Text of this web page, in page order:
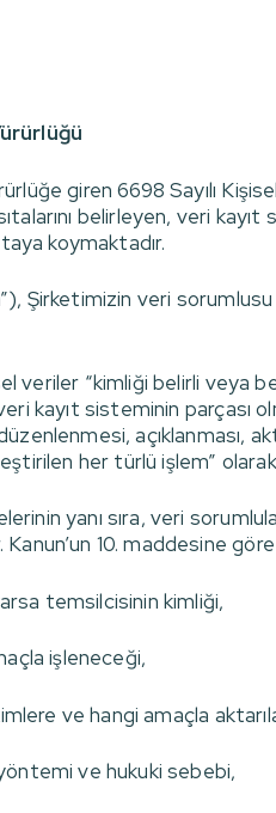
giren 6698 Sayılı
belirleyen, veri
koymaktadır.
Şirketimizin veri
veriler “kimliği belirli veya
kayıt sisteminin parçası
açıklanması,
her türlü işlem” olarak
yanı sıra, veri
10. maddesine
temsilcisinin kimliği,
işleneceği,
ve hangi amaçla
ve hukuki sebebi,